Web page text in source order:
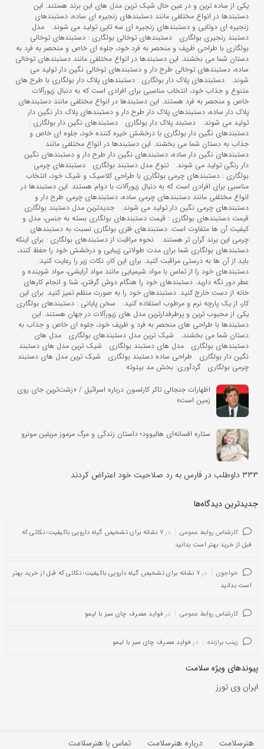
یکی از ساده ترین و در عین حال شیک ترین مدل های این برند هستند. این
دستبندها در انواع مختلفی مانند دستبندهای زنجیره ای ساده، دستبندهای
زنجیره ای دوتایی و دستبندهای زنجیره ای سه تایی تولید می شوند. مدل
دستبند رنجیری بولگاری دستبندهای توخالی بولگاری : دستبندهای توخالی
بولگاری با طراحی ظریف و منحصر به فرد خود، جلوه ای خاص و منحصر به فرد به
دستان شما می بخشند. این دستبندها در انواع مختلفی مانند دستبندهای توخالی
ساده، دستبندهای توخالی طرح دار و دستبندهای توخالی نگین دار تولید می
شوند. دستبندهای پلاک دار بولگاری : دستبندهای پلاک دار بولگاری با طرح های
متنوع و جذاب خود، انتخاب مناسبی برای افرادی است که به دنبال زیورآلات
خاص و منحصر به فرد هستند. این دستبندها در انواع مختلفی مانند دستبندهای
پلاک دار ساده، دستبندهای پلاک دار طرح دار و دستبندهای پلاک دار نگین دار
تولید می شوند. دستبند پلاک دار بولگاری دستبندهای نگین دار بولگاری :
دستبندهای نگین دار بولگاری با درخشش خیره کننده خود، جلوه ای خاص و
جذاب به دستان شما می بخشند. این دستبندها در انواع مختلفی مانند
دستبندهای نگین دار ساده، دستبندهای نگین دار طرح دار و دستبندهای نگین
دار رنگی تولید می شوند. تنوع مدل دستبند بولگاری دستبندهای چرمی
بولگاری : دستبندهای چرمی بولگاری با طراحی کلاسیک و شیک خود، انتخاب
مناسبی برای افرادی است که به دنبال زیورآلات با دوام هستند. این دستبندها در
انواع مختلفی مانند دستبندهای چرمی ساده، دستبندهای چرمی طرح دار و
دستبندهای چرمی نگین دار تولید می شوند. جدیدترین مدل دستبند بولگاری
قیمت دستبندهای بولگاری : قیمت دستبندهای بولگاری بسته به جنس، مدل و
کیفیت آن ها متفاوت است. دستبندهای فلزی بولگاری نسبت به دستبندهای
چرمی این برند گران تر هستند. نحوه مراقبت از دستبندهای بولگاری : برای اینکه
دستبندهای بولگاری شما برای مدت طولانی زیبایی و درخشش خود را حفظ کنند،
باید از آن ها به درستی مراقبت کنید. برای این کار، نکات زیر را رعایت کنید:
دستبندهای خود را از تماس با مواد شیمیایی مانند مواد آرایشی، مواد شوینده و
عطر دور نگه دارید. دستبندهای خود را هنگام دوش گرفتن، شنا و انجام کارهای
خانه از دست خارج کنید. دستبندهای خود را به صورت منظم تمیز کنید. برای این
کار، از یک پارچه نرم و مرطوب استفاده کنید. سخن پایانی : دستبندهای بولگاری
یکی از محبوب ترین و پرطرفدارترین مدل های زیورآلات در جهان هستند. این
دستبندها با طراحی های منحصر به فرد و ظریف خود، جلوه ای خاص و جذاب به
دستان شما می بخشند. شیک ترین مدل دستبندهای بولگاری مدل های
دستبندهای بولگاری مدل های دستبند بولگاری شیک ترین مدل های دستبند
نگین دار بولگاری طراحی ساده دستبند بولگاری شیک ترین مدل های دستبند
چرمی بولگاری گردآوری: بخش مد بیتوته
اظهارات جنجالی تاکر کارلسون درباره اسرائیل / «زشت‌ترین جای روی
زمین است»
ستاره افسانه‌ای هالیوود؛ داستان زندگی و مرگ مرموز مریلین مونرو
۳۳۳ داوطلب در فارس به رد صلاحیت خود اعتراض کردند
جدیدترین دیدگاه‌‌ها
کارشناس روابط عمومی در
۷ نشانه برای تشخیص گیاه دارویی باکیفیت؛ نکاتی که
قبل از خرید بهتر است بدانید
خواجوی در
۷ نشانه برای تشخیص گیاه دارویی باکیفیت؛ نکاتی که قبل از خرید بهتر
است بدانید
کارشناس روابط عمومی در فواید مصرف چای سبز با لیمو
زینب برازنده در فواید مصرف چای سبز با لیمو
پیوندهای ویژه سلامت
ایران وی تورز
هنرسلامت درباره هنرسلامت تماس با هنرسلامت